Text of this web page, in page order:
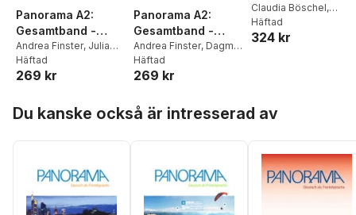
Panorama A2:
Gesamtband -
Übungsbuch DaF -
Mit PagePlayer-App
inkl. Audios
Andrea Finster, Julia
Michaux-Stander
Verena Paar-
Häftad
269 kr
Panorama A2:
Gesamtband -
Kursbuch mit
interaktiven
Übungen auf
Andrea Finster, Dagmar
Giersberg
Jin,Verena Paar-
Häftad
269 kr
Kursbuch und
Übungsbuch DaZ
Claudia Böschel,
Andrea Finster
Friederike Jin
Häftad
324 kr
Du kanske också är intresserad av